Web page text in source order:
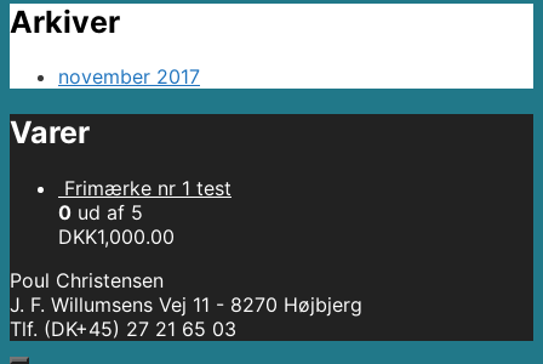
Arkiver
november 2017
Varer
Frimærke nr 1 test
0 ud af 5
DKK1,000.00
Poul Christensen
J. F. Willumsens Vej 11 - 8270 Højbjerg
Tlf. (DK+45) 27 21 65 03‬